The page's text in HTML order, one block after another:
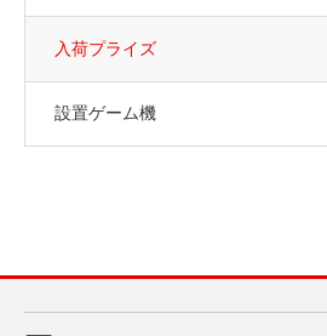
入荷プライズ
設置ゲーム機